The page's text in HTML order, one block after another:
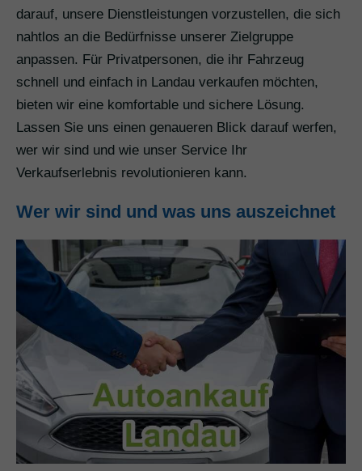
darauf, unsere Dienstleistungen vorzustellen, die sich
nahtlos an die Bedürfnisse unserer Zielgruppe
anpassen. Für Privatpersonen, die ihr Fahrzeug
schnell und einfach in Landau verkaufen möchten,
bieten wir eine komfortable und sichere Lösung.
Lassen Sie uns einen genaueren Blick darauf werfen,
wer wir sind und wie unser Service Ihr
Verkaufserlebnis revolutionieren kann.
Wer wir sind und was uns auszeichnet